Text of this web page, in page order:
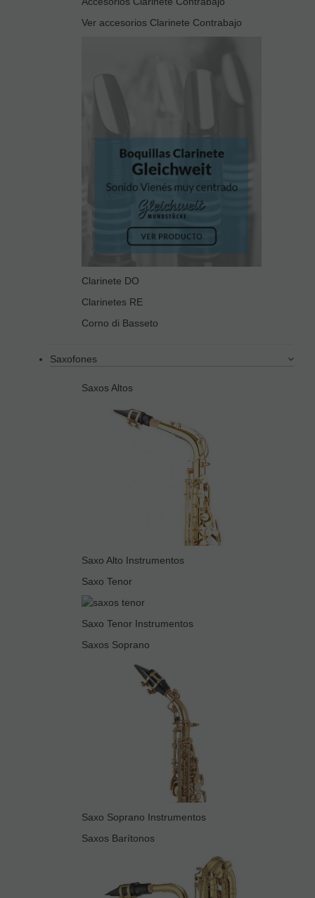
Ver accesorios Clarinete Contrabajo
Clarinete DO
Clarinetes RE
Corno di Basseto
Saxofones
Saxos Altos
Saxo Alto Instrumentos
Saxo Tenor
Saxo Tenor Instrumentos
Saxos Soprano
Saxo Soprano Instrumentos
Saxos Barítonos